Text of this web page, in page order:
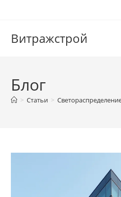
Витражстрой
Блог
> Статьи >